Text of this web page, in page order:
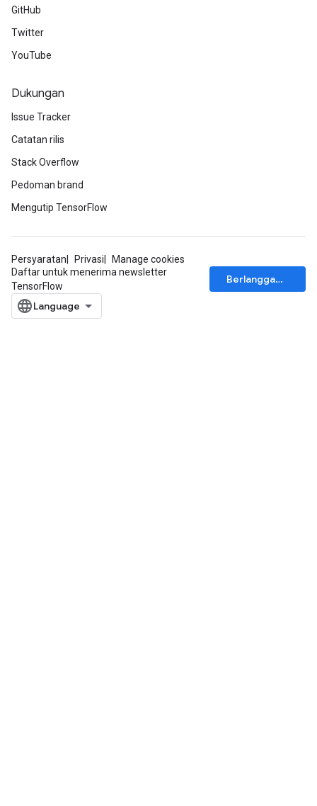
GitHub
Twitter
YouTube
Dukungan
Issue Tracker
Catatan rilis
Stack Overflow
Pedoman brand
Mengutip TensorFlow
Persyaratan Privasi
Manage cookies
Daftar untuk menerima newsletter
TensorFlow
Berlangganan